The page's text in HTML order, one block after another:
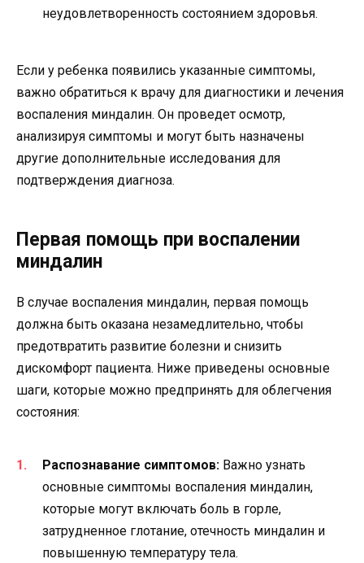
неудовлетворенность состоянием здоровья.
Если у ребенка появились указанные симптомы,
важно обратиться к врачу для диагностики и лечения
воспаления миндалин. Он проведет осмотр,
анализируя симптомы и могут быть назначены
другие дополнительные исследования для
подтверждения диагноза.
Первая помощь при воспалении
миндалин
В случае воспаления миндалин, первая помощь
должна быть оказана незамедлительно, чтобы
предотвратить развитие болезни и снизить
дискомфорт пациента. Ниже приведены основные
шаги, которые можно предпринять для облегчения
состояния:
Распознавание симптомов: Важно узнать
основные симптомы воспаления миндалин,
которые могут включать боль в горле,
затрудненное глотание, отечность миндалин и
повышенную температуру тела.